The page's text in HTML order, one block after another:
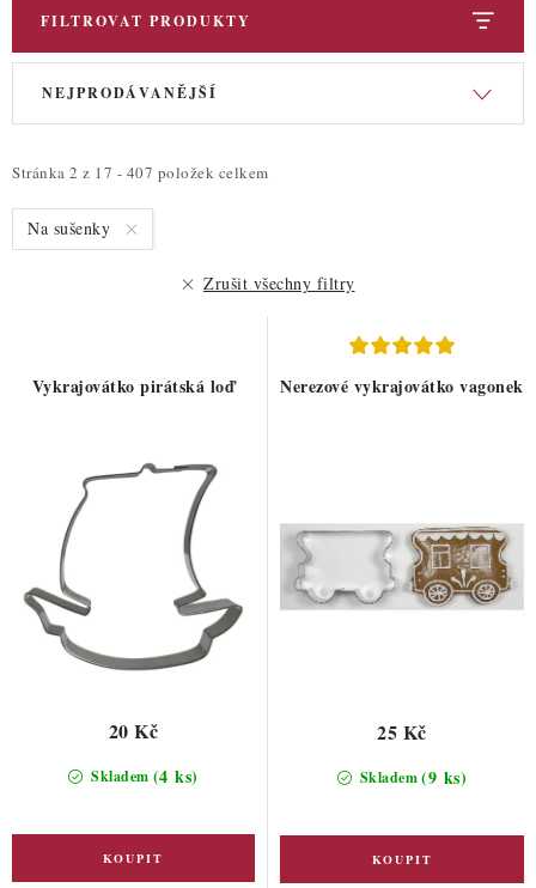
Hodnocení obchodu
Blog
Podmínky ochrany osobních údajů
FILTROVAT PRODUKTY
V
i
s
p
Stránka 2 z 17 - 407 položek celkem
Ř
e
n
í
NEJPRODÁVANĚJŠÍ
Na sušenky
Zrušit všechny filtry
Vykrajovátko pirátská loď
Skladem (4 ks)
20 Kč
Nerezové vykrajovátko vagonek
Skladem(9 ks)
25 Kč